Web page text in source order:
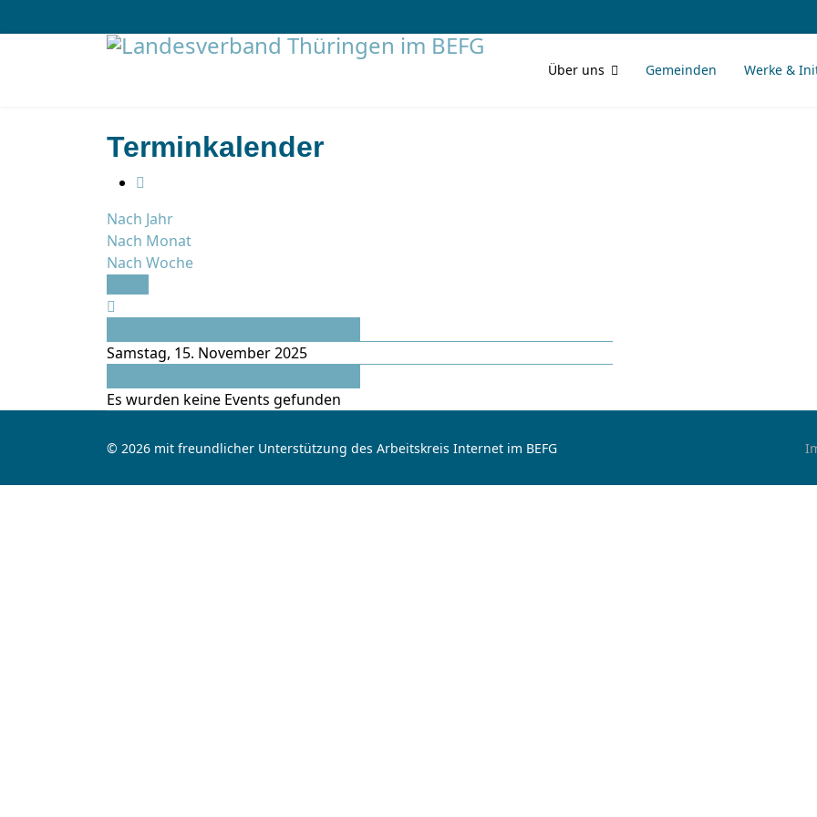
Über uns Gemeinden Werke &
Terminkalender
Nach Jahr
Nach Monat
Nach Woche
Samstag, 15. November 2025
Es wurden keine Events gefunden
© 2026 mit freundlicher Unterstützung des Arbeitskreis Internet im BEFG